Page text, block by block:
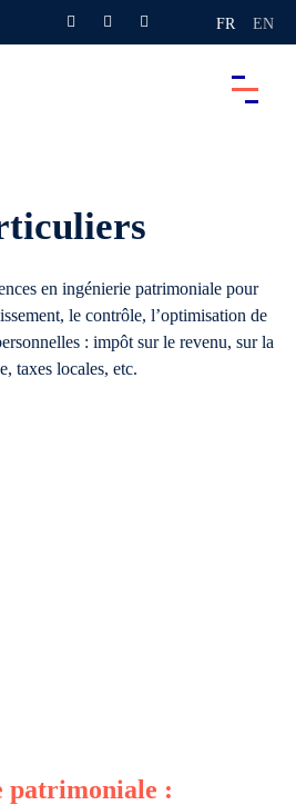
FR EN
en ingénierie patrimoniale pour
le contrôle, l’optimisation de
: impôt sur le revenu, sur la
taxes locales, etc.
patrimoniale :